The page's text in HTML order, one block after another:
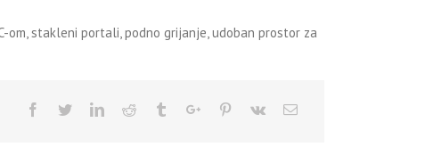
stakleni portali, podno grijanje, udoban prostor za